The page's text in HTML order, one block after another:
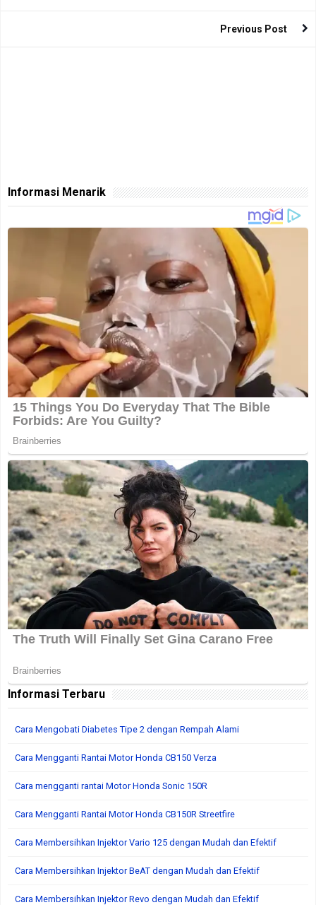
Previous Post
Informasi Menarik
Informasi Terbaru
Cara Mengobati Diabetes Tipe 2 dengan Rempah Alami
Cara Mengganti Rantai Motor Honda CB150 Verza
Cara mengganti rantai Motor Honda Sonic 150R
Cara Mengganti Rantai Motor Honda CB150R Streetfire
Cara Membersihkan Injektor Vario 125 dengan Mudah dan Efektif
Cara Membersihkan Injektor BeAT dengan Mudah dan Efektif
Cara Membersihkan Injektor Revo dengan Mudah dan Efektif